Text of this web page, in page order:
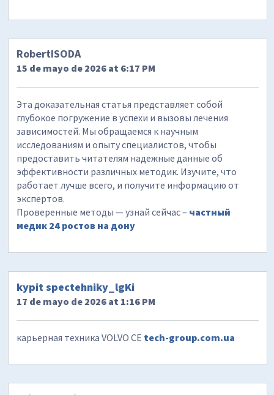
RobertISODA
15 de mayo de 2026 at 6:17 PM
Эта доказательная статья представляет собой
глубокое погружение в успехи и вызовы лечения
зависимостей. Мы обращаемся к научным
исследованиям и опыту специалистов, чтобы
предоставить читателям надежные данные об
эффективности различных методик. Изучите, что
работает лучше всего, и получите информацию от
экспертов.
Проверенные методы — узнай сейчас – частный
медик 24 ростов на дону
kypit spectehniky_lgKi
17 de mayo de 2026 at 1:16 PM
карьерная техника VOLVO CE tech-group.com.ua